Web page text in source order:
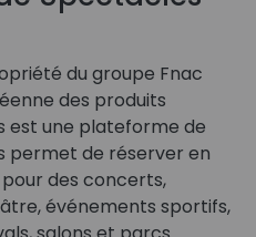
du groupe Fnac
des produits
est une plateforme de
permet de réserver en
des concerts,
événements sportifs,